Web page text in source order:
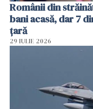
Românii din
bani acasă, dar 7
țară
29 IULIE 2026